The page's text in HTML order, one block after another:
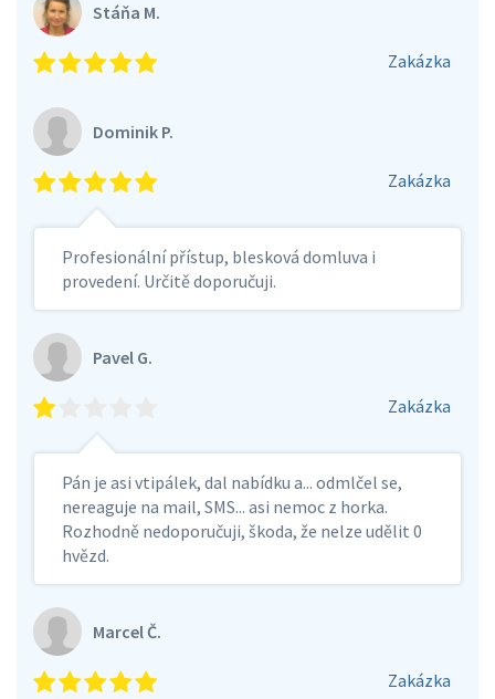
Stáňa M.
Zakázka
Dominik P.
Zakázka
Profesionální přístup, blesková domluva i
provedení. Určitě doporučuji.
Pavel G.
Zakázka
Pán je asi vtipálek, dal nabídku a... odmlčel se,
nereaguje na mail, SMS... asi nemoc z horka.
Rozhodně nedoporučuji, škoda, že nelze udělit 0
hvězd.
Marcel Č.
Zakázka